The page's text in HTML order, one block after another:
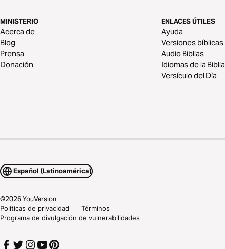
MINISTERIO
Acerca de
Blog
Prensa
Donación
ENLACES ÚTILES
Ayuda
Versiones bíblicas
Audio Biblias
Idiomas de la Biblia
Versículo del Día
Español (Latinoamérica)
©2026YouVersion
Políticas de privacidad
Términos
Programa de divulgación de vulnerabilidades